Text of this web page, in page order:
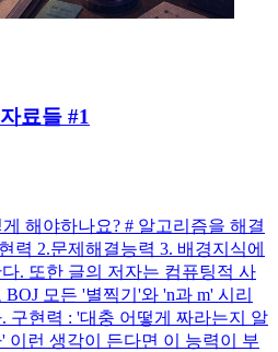
료들 #1
해야하나요? # 알고리즘을 해결
력 2.문제해결능력 3. 배경지식에
. 또한 글의 저자는 컴퓨팅적 사
모든 '별찍기'와 'n과 m' 시리
구현력 : '대충 어떻게 짜라는지 알
이런 생각이 든다면 이 능력이 부